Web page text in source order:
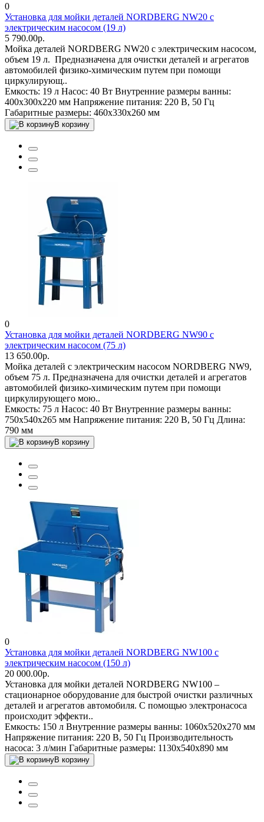
0
Установка для мойки деталей NORDBERG NW20 с
электрическим насосом (19 л)
5 790.00р.
Мойка деталей NORDBERG NW20 с электрическим насосом,
объем 19 л. Предназначена для очистки деталей и агрегатов
автомобилей физико-химическим путем при помощи
циркулирующ..
Емкость: 19 л Насос: 40 Вт Внутренние размеры ванны:
400x300x220 мм Напряжение питания: 220 В, 50 Гц
Габаритные размеры: 460x330x260 мм
В корзину
0
Установка для мойки деталей NORDBERG NW90 с
электрическим насосом (75 л)
13 650.00р.
Мойка деталей с электрическим насосом NORDBERG NW9,
объем 75 л. Предназначена для очистки деталей и агрегатов
автомобилей физико-химическим путем при помощи
циркулирующего мою..
Емкость: 75 л Насос: 40 Вт Внутренние размеры ванны:
750x540x265 мм Напряжение питания: 220 В, 50 Гц Длина:
790 мм
В корзину
0
Установка для мойки деталей NORDBERG NW100 с
электрическим насосом (150 л)
20 000.00р.
Установка для мойки деталей NORDBERG NW100 –
стационарное оборудование для быстрой очистки различных
деталей и агрегатов автомобиля. С помощью электронасоса
происходит эффекти..
Емкость: 150 л Внутренние размеры ванны: 1060x520x270 мм
Напряжение питания: 220 В, 50 Гц Производительность
насоса: 3 л/мин Габаритные размеры: 1130x540x890 мм
В корзину